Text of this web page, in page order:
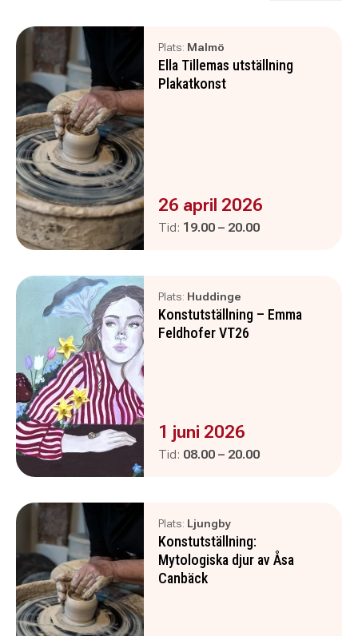
Plats: Malmö
Ella Tillemas utställning
Plakatkonst
Evenemanget är :
26 april 2026
Tid: Pågår mellan
19.00 – och
20.00
Plats: Huddinge
Konstutställning – Emma
Feldhofer VT26
Evenemanget är :
1 juni 2026
Tid: Pågår mellan
08.00 – och
20.00
Plats: Ljungby
Konstutställning:
Mytologiska djur av Åsa
Canbäck